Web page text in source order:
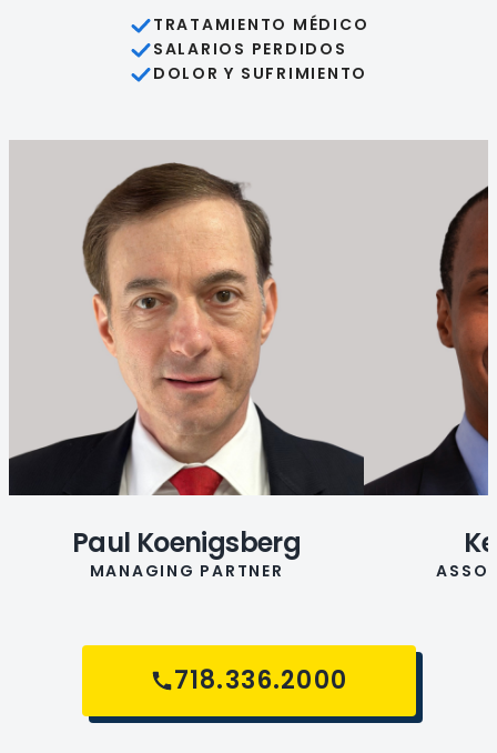
TRATAMIENTO MÉDICO
SALARIOS PERDIDOS
DOLOR Y SUFRIMIENTO
Paul Koenigsberg
MANAGING PARTNER
718.336.2000